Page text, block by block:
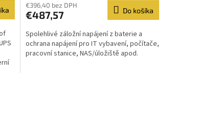
€396,40 bez DPH
€487,57 Do košíka
Spolehlivé záložní napájení z baterie a
ochrana napájení pro IT vybavení, počítače,
pracovní stanice, NAS/úložiště apod.